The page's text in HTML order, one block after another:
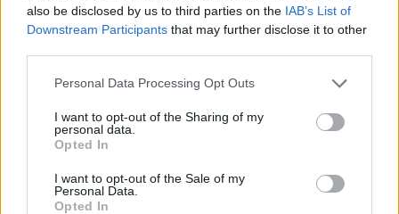
also be disclosed by us to third parties on the IAB’s List of
Downstream Participants that may further disclose it to other
Personal Data Processing Opt Outs
I want to opt-out of the Sharing of my
personal data.
Opted In
I want to opt-out of the Sale of my
Personal Data.
Opted In
Για περισσότερες πληροφορίες μπορούν να
καλούν στοτηλέφωνο 210-2447694(Δευτέρα
έως Παρασκευή 13:00-16:00).
Από το 2014 οι KIM έχουν πραγματοποιήσει 220
αποστολές σε απομακρυσμένες περιοχές της
νησιωτικής και ηπειρωτικής Ελλάδας.
Το Εθνικό Πρόγραμμα Πρωτοβάθμιας Φροντίδας
Υγείας πραγματοποιείται από την «Αναγέννηση